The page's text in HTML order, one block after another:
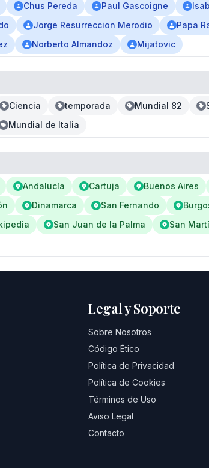
Chus Pereda Paul Gascoigne
Jorge Resurreccion Merodio Papa
Norberto Almandoz Mijatovic
Ciencia temporada Mundial 82
Mundial de Italia
Andalucía Cartuja Buenos Aires
Dinamarca San Fernando
San Juan de la Palma San
Legal y Soporte
Sobre Nosotros
Código Ético
Política de Privacidad
Política de Cookies
Términos de Uso
Aviso Legal
Contacto